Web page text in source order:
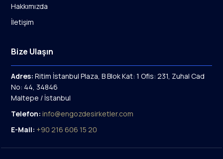
Hakkımızda
İletişim
Bize Ulaşın
Adres: Ritim İstanbul Plaza, B Blok Kat: 1 Ofis: 231, Zuhal Cad
No: 44, 34846
Maltepe / İstanbul
Telefon: info@engozdesirketler.com
E-Mail: +90 216 606 15 20